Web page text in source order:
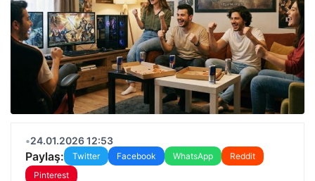
•24.01.2026 12:53
Paylaş: Twitter Facebook WhatsApp
Reddit
Pinterest